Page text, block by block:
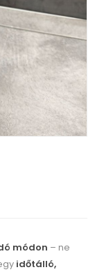
módon – ne
időtálló,